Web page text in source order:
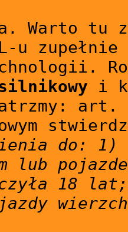
Warto tu
u
i
art.
do: 1)
lub
18